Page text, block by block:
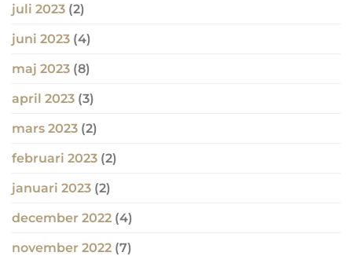
juli 2023 (2)
juni 2023 (4)
maj 2023 (8)
april 2023 (3)
mars 2023 (2)
februari 2023 (2)
januari 2023 (2)
december 2022 (4)
november 2022 (7)